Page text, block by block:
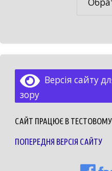
Версія сайту
зору
САЙТ ПРАЦЮЄ В
ПОПЕРЕДНЯ ВЕРСІЯ САЙТУ